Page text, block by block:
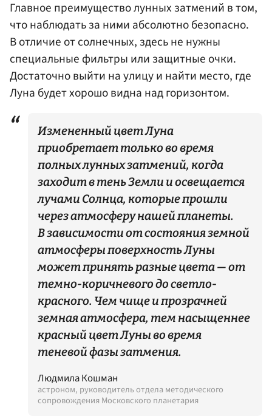
Главное преимущество лунных затмений в том,
что наблюдать за ними абсолютно безопасно.
В отличие от солнечных, здесь не нужны
специальные фильтры или защитные очки.
Достаточно выйти на улицу и найти место, где
Луна будет хорошо видна над горизонтом.
Измененный цвет Луна
приобретает только во время
полных лунных затмений, когда
заходит в тень Земли и освещается
лучами Солнца, которые прошли
через атмосферу нашей планеты.
В зависимости от состояния земной
атмосферы поверхность Луны
может принять разные цвета — от
темно-коричневого до светло-
красного. Чем чище и прозрачней
земная атмосфера, тем насыщеннее
красный цвет Луны во время
теневой фазы затмения.
Людмила Кошман
астроном, руководитель отдела методического
сопровождения Московского планетария